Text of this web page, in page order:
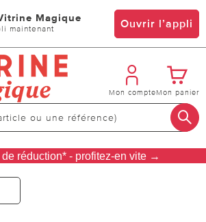
Magique
maintenant Ouvrir l’appli
Mon compteMon panier
réduction* - profitez-en vite →